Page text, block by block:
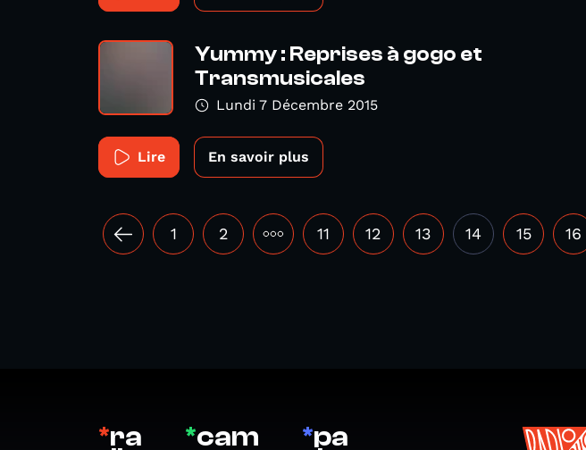
Yummy : Reprises à gogo et
Transmusicales
Lundi 7 Décembre 2015
Lire En savoir plus
1 2 ••• 11 12 13 14 15 16
*ra *cam *pa